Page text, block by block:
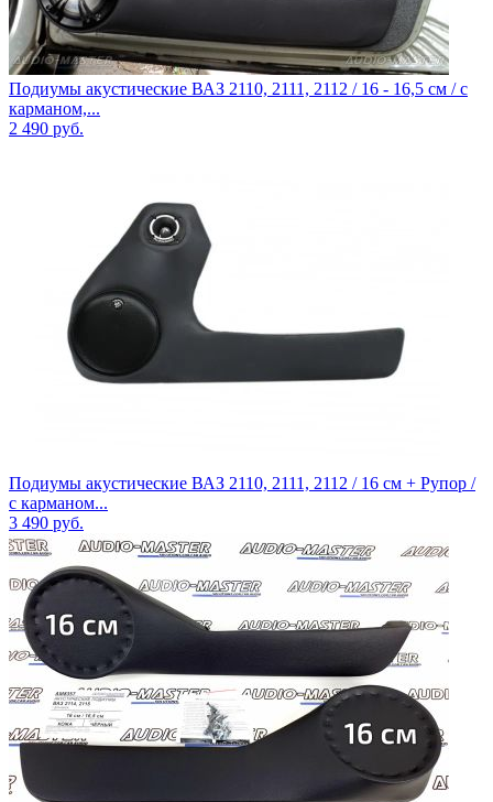
Подиумы акустические ВАЗ 2110, 2111, 2112 / 16 - 16,5 см / с
карманом,...
2 490 руб.
Подиумы акустические ВАЗ 2110, 2111, 2112 / 16 см + Рупор /
с карманом...
3 490 руб.